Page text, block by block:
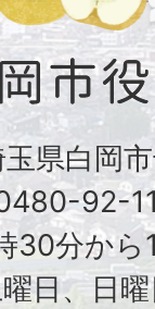
県白岡
92-
30分から
日、日